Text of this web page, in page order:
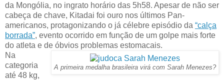
da Mongólia, no ingrato horário das 5h58. Apesar de não ser
cabeça de chave, Kitadai foi ouro nos últimos Pan-
americanos, protagonizando o já célebre episódio da “calça
borrada”, evento ocorrido em função de um golpe mais forte
do atleta e de óbvios problemas estomacais.
A primeira medalha brasileira virá com Sarah Menezes?
Na
categoria
até 48 kg,